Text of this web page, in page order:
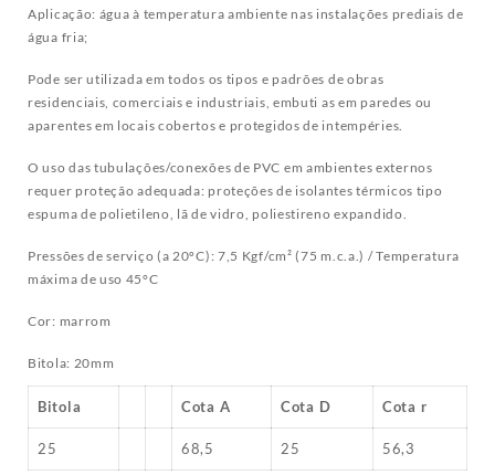
Aplicação: água à temperatura ambiente nas instalações prediais de
água fria;
Pode ser utilizada em todos os tipos e padrões de obras
residenciais, comerciais e industriais, embuti as em paredes ou
aparentes em locais cobertos e protegidos de intempéries.
O uso das tubulações/conexões de PVC em ambientes externos
requer proteção adequada: proteções de isolantes térmicos tipo
espuma de polietileno, lã de vidro, poliestireno expandido.
Pressões de serviço (a 20ºC): 7,5 Kgf/cm² (75 m.c.a.) / Temperatura
máxima de uso 45°C
Cor: marrom
Bitola: 20mm
Bitola Cota A Cota D Cota r
25 68,5 25 56,3